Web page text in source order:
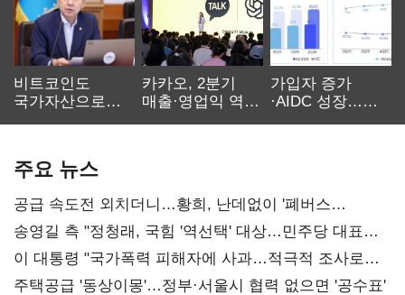
비트코인도
국가자산으로…'
카카오, 2분기
매출·영업익 역대
가입자 증가
·AIDC 성장…
주요 뉴스
공급 속도전 외치더니…황희, 난데없이 '폐버스
리모델링' 제안
송영길 측 "정청래, 국힘 '역선택' 대상…민주당 대표로
총선 지휘 못해"
이 대통령 "국가폭력 피해자에 사과…적극적 조사로
진실 밝혀야"
주택공급 '동상이몽'…정부·서울시 협력 없으면 '공수표'